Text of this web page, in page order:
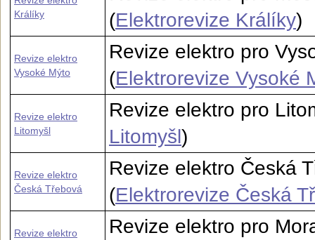
Králíky
(Elektrorevize Králíky)
Revize elektro
Vysoké Mýto
Revize elektro pro
(Elektrorevize Vysoké
Revize elektro
Litomyšl
Revize elektro pro
Litomyšl)
Revize elektro
Česká Třebová
Revize elektro Česká
(Elektrorevize Česká
Revize elektro
Revize elektro pro